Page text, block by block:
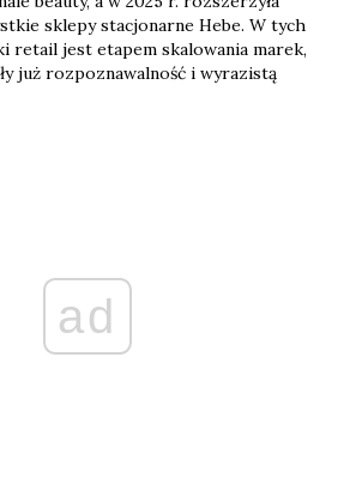
sklepy stacjonarne Hebe. W tych
retail jest etapem skalowania marek,
już rozpoznawalność i wyrazistą
ad